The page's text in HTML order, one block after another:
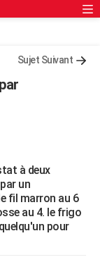
Sujet Suivant
à deux
un
fil marron au 6
au 4. le frigo
pour